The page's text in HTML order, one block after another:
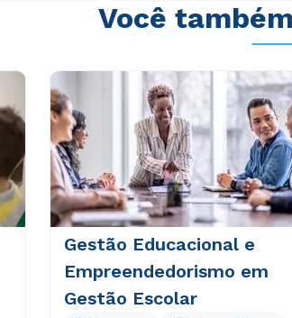
Você
Gestão Educacional e
Empreendedorismo em
Gestão Escolar
Estou de acordo
autorizo que meus
envio de conteúdos
Estou de acordo
autorizo que meus
envio de conteúdos